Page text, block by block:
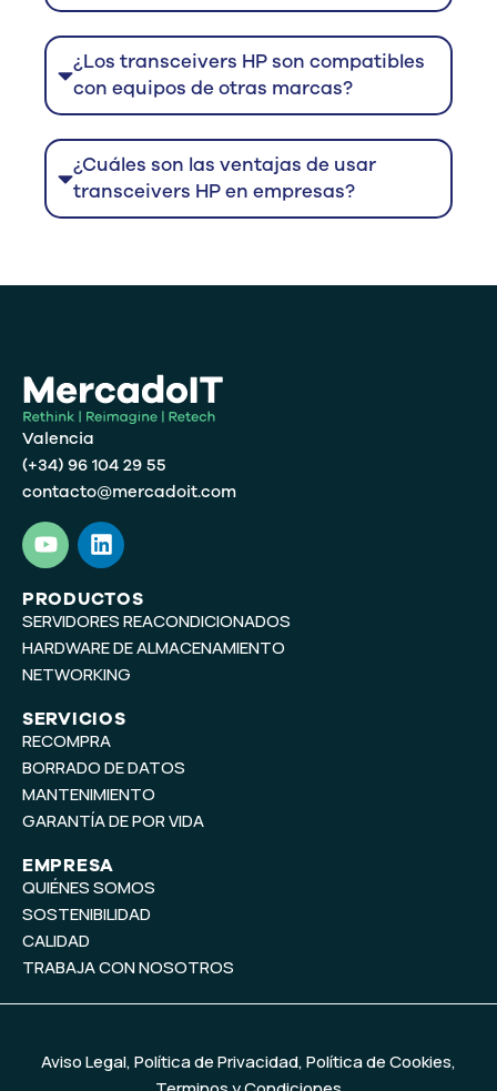
¿Los transceivers HP son compatibles
con equipos de otras marcas?
¿Cuáles son las ventajas de usar
transceivers HP en empresas?
Valencia
(+34) 96 104 29 55
contacto@mercadoit.com
Y
o
u
t
u
b
e
L
i
n
k
e
d
i
PRODUCTOS
SERVIDORES REACONDICIONADOS
HARDWARE DE ALMACENAMIENTO
NETWORKING
SERVICIOS
RECOMPRA
BORRADO DE DATOS
MANTENIMIENTO
GARANTÍA DE POR VIDA
EMPRESA
QUIÉNES SOMOS
SOSTENIBILIDAD
CALIDAD
TRABAJA CON NOSOTROS
Aviso Legal,Política de Privacidad,Política de Cookies,